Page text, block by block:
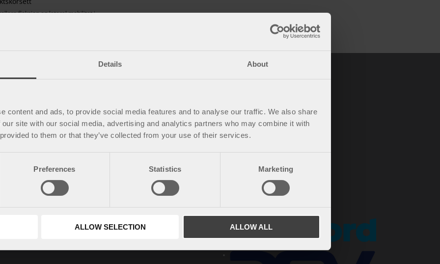
Details About
content and ads, to provide social media features and to analyse our traffic. We also share
site with our social media, advertising and analytics partners who may combine it with
to them or that they’ve collected from your use of their services.
Preferences Statistics Marketing
ALLOW SELECTION ALLOW ALL
fleksjon og lateral mobilitet i
Spørsmål og svar
Kjøpsbetingelser
Policy & cookies